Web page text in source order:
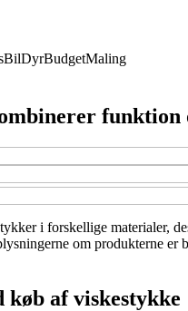
BilDyrBudgetMaling
funktion
i forskellige materialer,
om produkterne
af viskestykke